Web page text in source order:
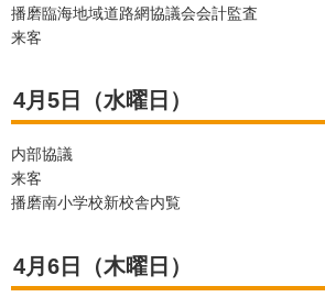
播磨臨海地域道路網協議会会計監査
来客
4月5日（水曜日）
内部協議
来客
播磨南小学校新校舎内覧
4月6日（木曜日）